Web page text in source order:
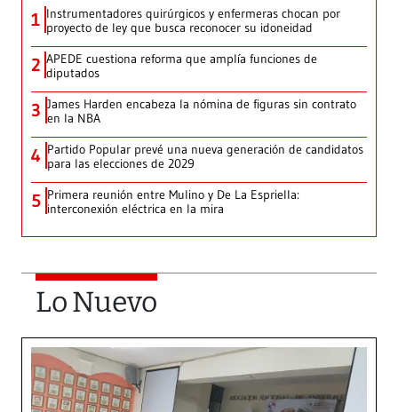
1 Instrumentadores quirúrgicos y enfermeras chocan por
proyecto de ley que busca reconocer su idoneidad
2 APEDE cuestiona reforma que amplía funciones de
diputados
3 James Harden encabeza la nómina de figuras sin contrato
en la NBA
4 Partido Popular prevé una nueva generación de candidatos
para las elecciones de 2029
5 Primera reunión entre Mulino y De La Espriella:
interconexión eléctrica en la mira
Lo Nuevo